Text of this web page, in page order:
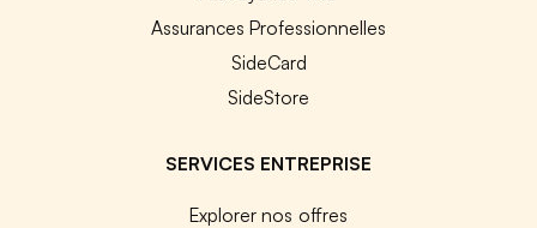
Assurances Professionnelles
SideCard
SideStore
SERVICES ENTREPRISE
Explorer nos offres